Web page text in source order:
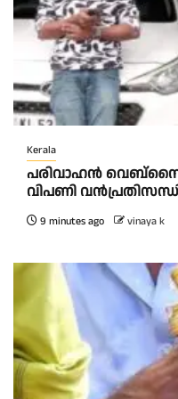
Kerala
പരിവാഹൻ
വിപണി
9 minutes ago vinaya k